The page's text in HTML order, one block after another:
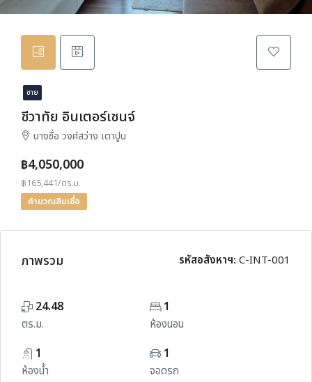
ขาย
ชีวาทัย อินเตอร์เชนจ์
บางซื่อ วงศ์สว่าง เตาปูน
฿4,050,000
฿165,441/ตร.ม.
คำนวณสินเชื่อ
ภาพรวม รหัสอสังหาฯ: C-INT-001
24.48
ตร.ม.
1
ห้องนอน
1
ห้องน้ำ
1
จอดรถ